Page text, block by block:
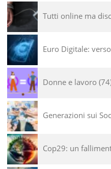
Tutti online ma
Euro Digitale:
Donne e lavoro 74
Generazioni sui
Cop29: un